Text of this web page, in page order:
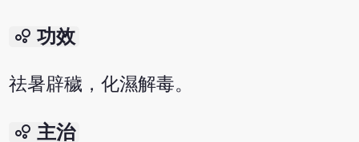
bubble_chart 功效
祛暑辟穢，化濕解毒。
bubble_chart 主治